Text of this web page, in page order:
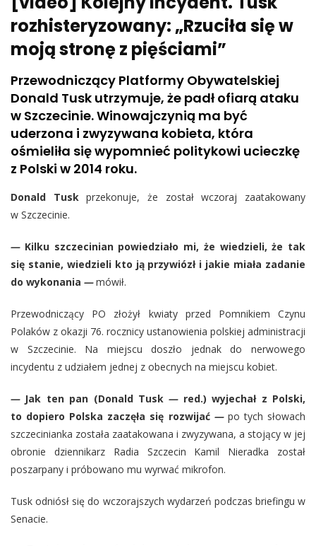
rozhisteryzowany: „Rzuciła się w
moją stronę z pięściami”
Przewodniczący Platformy Obywatelskiej
Donald Tusk utrzymuje, że padł ofiarą ataku
w Szczecinie. Winowajczynią ma być
uderzona i zwyzywana kobieta, która
ośmieliła się wypomnieć politykowi ucieczkę
z Polski w 2014 roku.
Donald Tuskprzekonuje, że został wczoraj zaatakowany
w Szczecinie.
— Kilku szczecinian powiedziało mi, że wiedzieli, że tak
się stanie, wiedzieli kto ją przywiózł i jakie miała zadanie
do wykonania —mówił.
Przewodniczący PO złożył kwiaty przed Pomnikiem Czynu
Polaków z okazji 76. rocznicy ustanowienia polskiej administracji
w Szczecinie. Na miejscu doszło jednak do nerwowego
incydentu z udziałem jednej z obecnych na miejscu kobiet.
—Jak ten pan (Donald Tusk—red.) wyjechał z Polski,
to dopiero Polska zaczęła się rozwijać —po tych słowach
szczecinianka została zaatakowana i zwyzywana, a stojący w jej
obronie dziennikarz Radia Szczecin Kamil Nieradka został
poszarpany i próbowano mu wyrwać mikrofon.
Tusk odniósł się do wczorajszych wydarzeń podczas briefingu w
Senacie.